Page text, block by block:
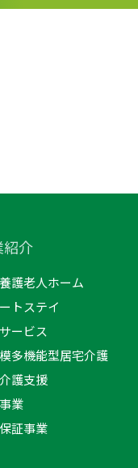
介
護老人ホーム
トステイ
ービス
多機能型居宅介護
護支援
業
証事業